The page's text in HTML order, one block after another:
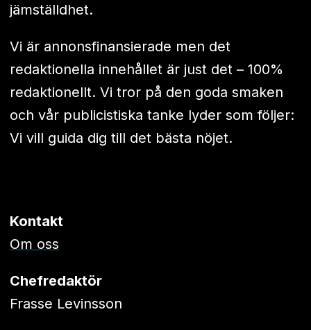
jämställdhet.
Vi är annonsfinansierade men det
redaktionella innehållet är just det – 100%
redaktionellt. Vi tror på den goda smaken
och vår publicistiska tanke lyder som följer:
Vi vill guida dig till det bästa nöjet.
Kontakt
Om oss
Chefredaktör
Frasse Levinsson